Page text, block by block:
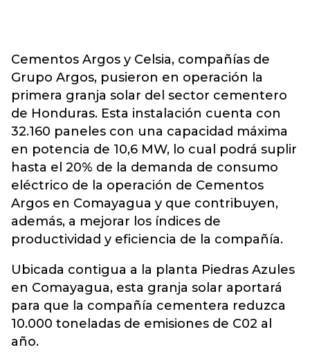
Cementos Argos y Celsia, compañías de
Grupo Argos, pusieron en operación la
primera granja solar del sector cementero
de Honduras. Esta instalación cuenta con
32.160 paneles con una capacidad máxima
en potencia de 10,6 MW, lo cual podrá suplir
hasta el 20% de la demanda de consumo
eléctrico de la operación de Cementos
Argos en Comayagua y que contribuyen,
además, a mejorar los índices de
productividad y eficiencia de la compañía.
Ubicada contigua a la planta Piedras Azules
en Comayagua, esta granja solar aportará
para que la compañía cementera reduzca
10.000 toneladas de emisiones de C02 al
año.